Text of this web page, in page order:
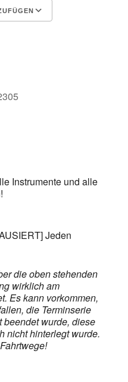
Instrumente und alle
Jeden
die oben stehenden
wirklich am
Es kann vorkommen,
die Terminserie
beendet wurde, diese
nicht hinterlegt wurde.